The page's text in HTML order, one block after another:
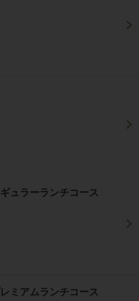
ュラーランチコース
ミアムランチコース